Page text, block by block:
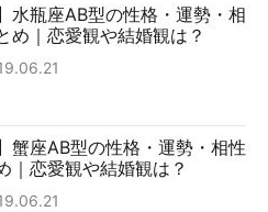
水瓶座AB型の性格・運勢・相
め｜恋愛観や結婚観は？
蟹座AB型の性格・運勢・相性
｜恋愛観や結婚観は？